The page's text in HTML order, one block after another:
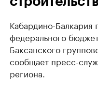
Кабардино-Балкария
федерального
Баксанского
сообщает пресс-
региона.